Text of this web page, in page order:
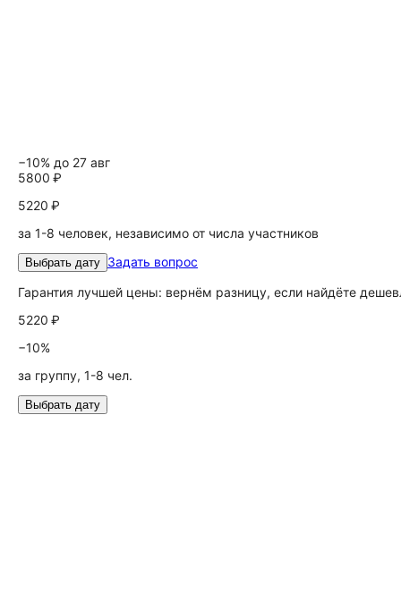
−10% до 27 авг
5800 ₽
5220 ₽
за 1-8 человек, независимо от числа участников
Выбрать дату Задать вопрос
Гарантия лучшей цены: вернём разницу, если найдёте
5220 ₽
−10%
за группу, 1-8 чел.
Выбрать дату